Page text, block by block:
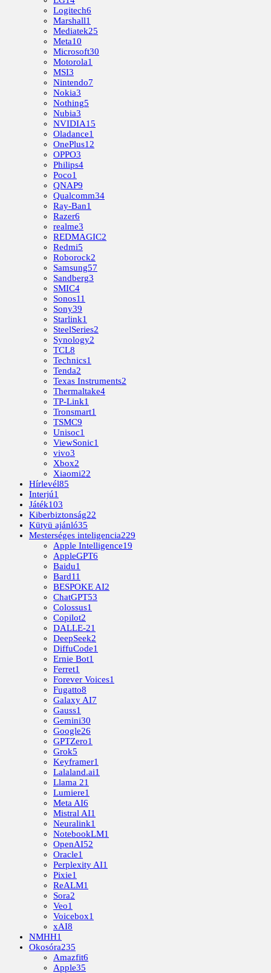
Logitech6
Marshall1
Mediatek25
Meta10
Microsoft30
Motorola1
MSI3
Nintendo7
Nokia3
Nothing5
Nubia3
NVIDIA15
Oladance1
OnePlus12
OPPO3
Philips4
Poco1
QNAP9
Qualcomm34
Ray-Ban1
Razer6
realme3
REDMAGIC2
Redmi5
Roborock2
Samsung57
Sandberg3
SMIC4
Sonos11
Sony39
Starlink1
SteelSeries2
Synology2
TCL8
Technics1
Tenda2
Texas Instruments2
Thermaltake4
TP-Link1
Tronsmart1
TSMC9
Unisoc1
ViewSonic1
vivo3
Xbox2
Xiaomi22
Hírlevél85
Interjú1
Játék103
Kiberbiztonság22
Kütyü ajánló35
Mesterséges inteligencia229
Apple Intelligence19
AppleGPT6
Baidu1
Bard11
BESPOKE AI2
ChatGPT53
Colossus1
Copilot2
DALLE-21
DeepSeek2
DiffuCode1
Ernie Bot1
Ferret1
Forever Voices1
Fugatto8
Galaxy AI7
Gauss1
Gemini30
Google26
GPTZero1
Grok5
Keyframer1
Lalaland.ai1
Llama 21
Lumiere1
Meta AI6
Mistral AI1
Neuralink1
NotebookLM1
OpenAI52
Oracle1
Perplexity AI1
Pixie1
ReALM1
Sora2
Veo1
Voicebox1
xAI8
NMHH1
Okosóra235
Amazfit6
Apple35